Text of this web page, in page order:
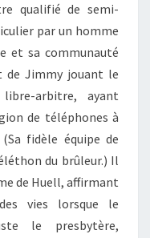
qualifié de semi-
par un homme
et sa communauté
de Jimmy jouant le
arbitre, ayant
de téléphones à
fidèle équipe de
du brûleur.) Il
de Huell, affirmant
vies lorsque le
le presbytère,